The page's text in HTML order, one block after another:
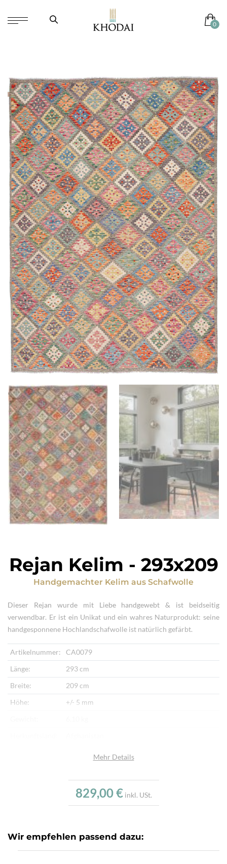
Rejan Kelim - 293x209
Handgemachter Kelim aus Schafwolle
Dieser Rejan wurde mit Liebe handgewebt & ist beidseitig
verwendbar. Er ist ein Unikat und ein wahres Naturprodukt: seine
handgesponnene Hochlandschafwolle ist natürlich gefärbt.
Artikelnummer:
CA0079
Länge:
293 cm
Breite:
209 cm
Höhe:
+/- 5 mm
Handgewebt
Hand gewebt, Beidseitig verwendbar
Mehr Details
829,00 € inkl. USt.
Wir empfehlen passend dazu: